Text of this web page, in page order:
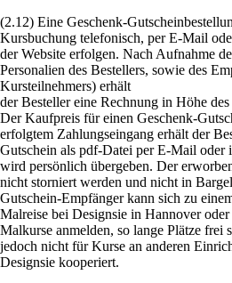
(2.12) Eine Geschenk-
Kursbuchung telefonisch, per E-Mail
der Website erfolgen. Nach Aufnahme
Personalien des Bestellers, sowie des
Kursteilnehmers) erhält
der Besteller eine Rechnung in Höhe
Der Kaufpreis für einen Geschenk-
erfolgtem Zahlungseingang erhält der
Gutschein als pdf-Datei per E-Mail oder
wird persönlich übergeben. Der
nicht storniert werden und nicht in
Gutschein-Empfänger kann sich zu
Malreise bei Designsie in Hannover
Malkurse anmelden, so lange Plätze frei
jedoch nicht für Kurse an anderen
Designsie kooperiert.